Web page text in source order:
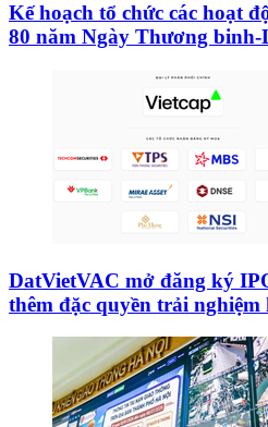
Kế hoạch tổ chức các hoạt
80 năm Ngày Thương binh-
DatVietVAC mở đăng ký
thêm đặc quyền trải